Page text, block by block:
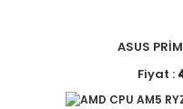
ASUS
Fiyat :